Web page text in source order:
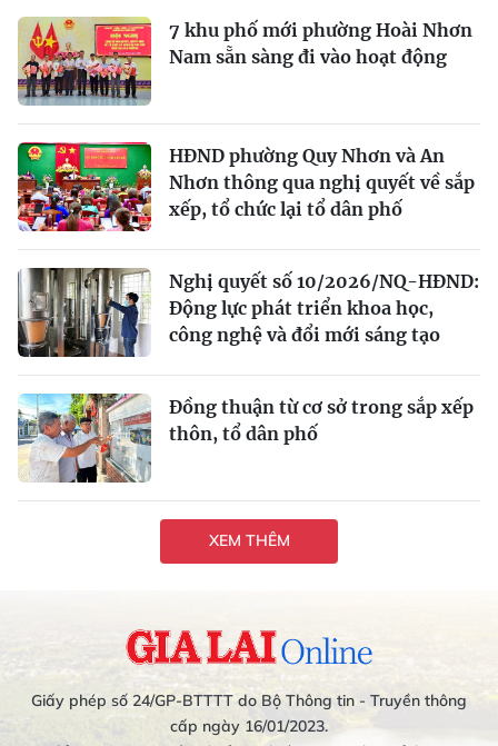
7 khu phố mới phường Hoài Nhơn
Nam sẵn sàng đi vào hoạt động
HĐND phường Quy Nhơn và An
Nhơn thông qua nghị quyết về sắp
xếp, tổ chức lại tổ dân phố
Nghị quyết số 10/2026/NQ-HĐND:
Động lực phát triển khoa học,
công nghệ và đổi mới sáng tạo
Đồng thuận từ cơ sở trong sắp xếp
thôn, tổ dân phố
XEM THÊM
Giấy phép số 24/GP-BTTTT do Bộ Thông tin - Truyền thông
cấp ngày 16/01/2023.